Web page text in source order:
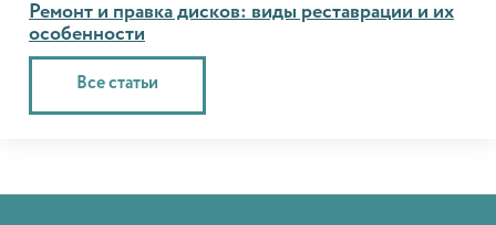
Ремонт и правка дисков: виды реставрации и их
особенности
Все статьи